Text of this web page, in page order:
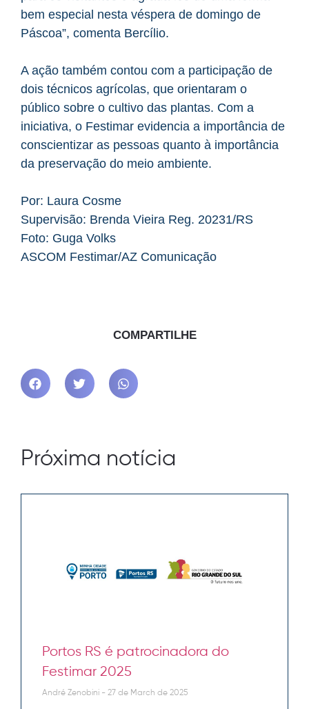
bem especial nesta véspera de domingo de
Páscoa”, comenta Bercílio.
A ação também contou com a participação de
dois técnicos agrícolas, que orientaram o
público sobre o cultivo das plantas. Com a
iniciativa, o Festimar evidencia a importância de
conscientizar as pessoas quanto à importância
da preservação do meio ambiente.
Por: Laura Cosme
Supervisão: Brenda Vieira Reg. 20231/RS
Foto: Guga Volks
ASCOM Festimar/AZ Comunicação
COMPARTILHE
Próxima notícia
Portos RS é patrocinadora do
Festimar 2025
André Zenobini 27 de March de 2025